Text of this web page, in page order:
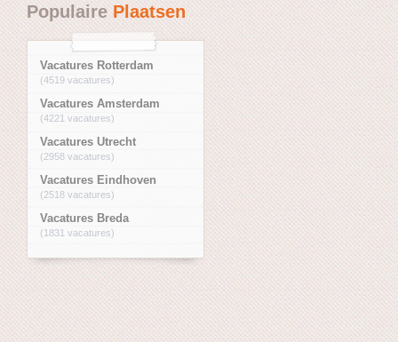
PopulairePlaatsen
Vacatures Rotterdam
(4519 vacatures)
Vacatures Amsterdam
(4221 vacatures)
Vacatures Utrecht
(2958 vacatures)
Vacatures Eindhoven
(2518 vacatures)
Vacatures Breda
(1831 vacatures)